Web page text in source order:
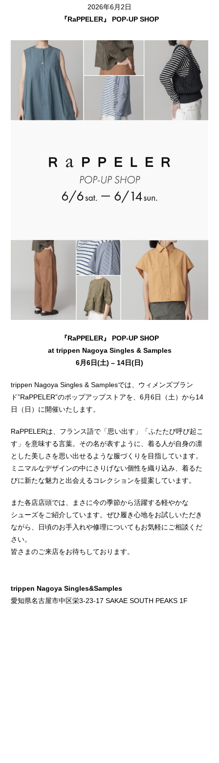
2026年6月2日
『RaPPELER』 POP-UP SHOP
『RaPPELER』 POP-UP SHOP
at trippen Nagoya Singles & Samples
6月6日(土) – 14日(日)
trippen Nagoya Singles & Samplesでは、ウィメンズブラン
ド”RaPPELER”のポップアップストアを、6月6日（土）から14
日（日）に開催いたします。
RaPPELERは、フランス語で「思い出す」「ふたたび呼び起こ
す」を意味する言葉。その名が表すように、着る人が自身の凛
とした美しさを思い出せるような服づくりを目指しています。
ミニマルなデザインの中にさりげない個性を織り込み、着るた
びに新たな魅力と出会えるコレクションを提案しています。
また各店店頭では、まさに今の季節から活躍する軽やかな
シューズをご紹介しています。ぜひ履き心地をお試しいただき
ながら、日頃のお手入れや修理についてもお気軽にご相談くだ
さい。
皆さまのご来店をお待ちしております。
trippen Nagoya Singles&Samples
愛知県名古屋市中区栄3-23-17 SAKAE SOUTH PEAKS 1F